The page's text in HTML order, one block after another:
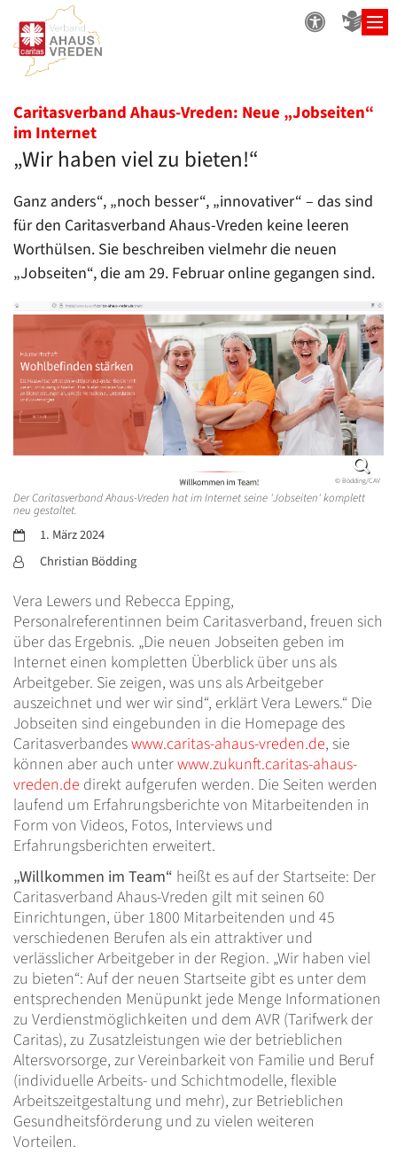
Zum Inhalt springen
Caritasverband Ahaus-Vreden: Neue „Jobseiten“
im Internet:
„Wir haben viel zu bieten!“
Ganz anders“, „noch besser“, „innovativer“ – das sind
für den Caritasverband Ahaus-Vreden keine leeren
Worthülsen. Sie beschreiben vielmehr die neuen
„Jobseiten“, die am 29. Februar online gegangen sind.
© Bödding/CAV
Der Caritasverband Ahaus-Vreden hat im Internet seine 'Jobseiten' komplett
neu gestaltet.
Datum:1. März 2024
Von:
Christian Bödding
Vera Lewers und Rebecca Epping,
Personalreferentinnen beim Caritasverband, freuen sich
über das Ergebnis. „Die neuen Jobseiten geben im
Internet einen kompletten Überblick über uns als
Arbeitgeber. Sie zeigen, was uns als Arbeitgeber
auszeichnet und wer wir sind“, erklärt Vera Lewers.“ Die
Jobseiten sind eingebunden in die Homepage des
Caritasverbandeswww.caritas-ahaus-vreden.de, sie
können aber auch unterwww.zukunft.caritas-ahaus-
vreden.de direkt aufgerufen werden. Die Seiten werden
laufend um Erfahrungsberichte von Mitarbeitenden in
Form von Videos, Fotos, Interviews und
Erfahrungsberichten erweitert.
„Willkommen im Team“ heißt es auf der Startseite: Der
Caritasverband Ahaus-Vreden gilt mit seinen 60
Einrichtungen, über 1800 Mitarbeitenden und 45
verschiedenen Berufen als ein attraktiver und
verlässlicher Arbeitgeber in der Region. „Wir haben viel
zu bieten“: Auf der neuen Startseite gibt es unter dem
entsprechenden Menüpunkt jede Menge Informationen
zu Verdienstmöglichkeiten und dem AVR (Tarifwerk der
Caritas), zu Zusatzleistungen wie der betrieblichen
Altersvorsorge, zur Vereinbarkeit von Familie und Beruf
(individuelle Arbeits- und Schichtmodelle, flexible
Arbeitszeitgestaltung und mehr), zur Betrieblichen
Gesundheitsförderung und zu vielen weiteren
Vorteilen.